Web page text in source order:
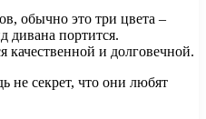
обычно это три цвета –
дивана портится.
и долговечной.
не секрет, что они любят